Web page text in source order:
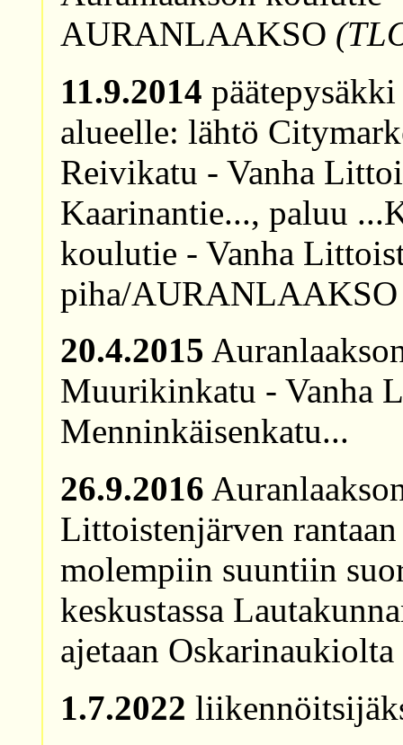
AURANLAAKSO
11.9.2014
alueelle: lähtö
Reivikatu - Vanha
Kaarinantie..., paluu
koulutie - Vanha
piha/AURANLAAKSO
20.4.2015
Muurikinkatu - Vanha
Menninkäisenkatu...
26.9.2016
Littoistenjärven
molempiin suuntiin
keskustassa
ajetaan
1.7.2022